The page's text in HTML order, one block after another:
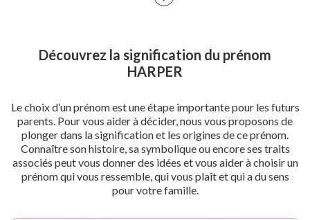
Découvrez la signification du prénom
HARPER
Le choix d’un prénom est une étape importante pour les futurs
parents. Pour vous aider à décider, nous vous proposons de
plonger dans la signification et les origines de ce prénom.
Connaître son histoire, sa symbolique ou encore ses traits
associés peut vous donner des idées et vous aider à choisir un
prénom qui vous ressemble, qui vous plaît et qui a du sens
pour votre famille.